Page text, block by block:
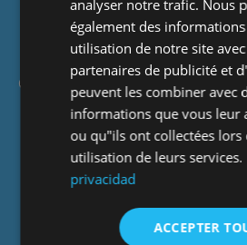
DURÉE DE
Environ trois heures à
CE QUI EST
Combinaison intégrale,
Guide professionnel, assurance
médicale.
CE QU'IL FAUT
Maillot de bain et serviette
Crème solaire
Chaussures de sport
légères/bottes). Si vous le
les louer chez nous
analyser notre trafic. Nous
également des
utilisation de notre site
partenaires de publicité et
peuvent les combiner avec
informations que vous leur
ou qu"ils ont collectées lors
utilisation de leurs services.
privacidad
ACCEPTER